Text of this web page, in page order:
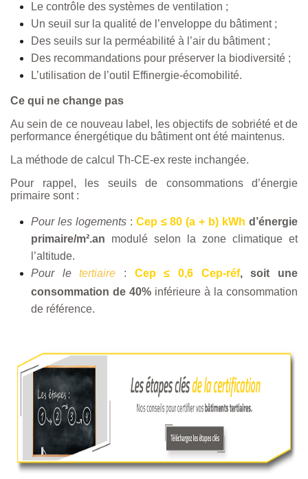
Le contrôle des systèmes de ventilation ;
Un seuil sur la qualité de l’enveloppe du bâtiment ;
Des seuils sur la perméabilité à l’air du bâtiment ;
Des recommandations pour préserver la biodiversité ;
L’utilisation de l’outil Effinergie-écomobilité.
Ce qui ne change pas
Au sein de ce nouveau label, les objectifs de sobriété et de
performance énergétique du bâtiment ont été maintenus.
La méthode de calcul Th-CE-ex reste inchangée.
Pour rappel, les seuils de consommations d’énergie
primaire sont :
Pour les logements : Cep ≤ 80 (a + b) kWhd’énergie
primaire/m².an modulé selon la zone climatique et
l’altitude.
Pour letertiaire : Cep ≤ 0,6 Cep-réf,
soit une
consommation de 40% inférieure à la consommation
de référence.